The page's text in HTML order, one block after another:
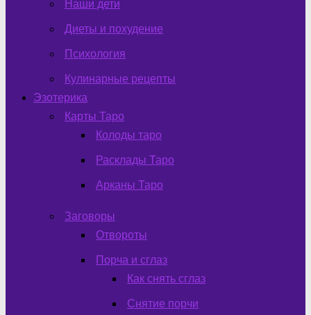
Наши дети
Диеты и похудение
Психология
Кулинарные рецепты
Эзотерика
Карты Таро
Колоды таро
Расклады Таро
Арканы Таро
Заговоры
Отвороты
Порча и сглаз
Как снять сглаз
Снятие порчи